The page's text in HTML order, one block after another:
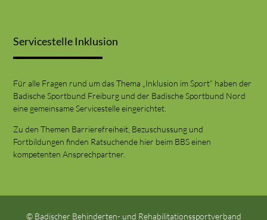
Servicestelle Inklusion
Für alle Fragen rund um das Thema „Inklusion im Sport“ haben der
Badische Sportbund Freiburg und der Badische Sportbund Nord
eine gemeinsame Servicestelle eingerichtet.
Zu den Themen Barrierefreiheit, Bezuschussung und
Fortbildungen finden Ratsuchende hier beim BBS einen
kompetenten Ansprechpartner.
© Badischer Behinderten- und Rehabilitationssportverband